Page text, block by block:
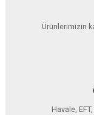
Ürünlerimizin
Havale,